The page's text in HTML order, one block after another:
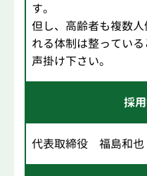
す。
但し、高齢者も複数
れる体制は整ってい
声掛け下さい。
採
代表取締役 福島和也